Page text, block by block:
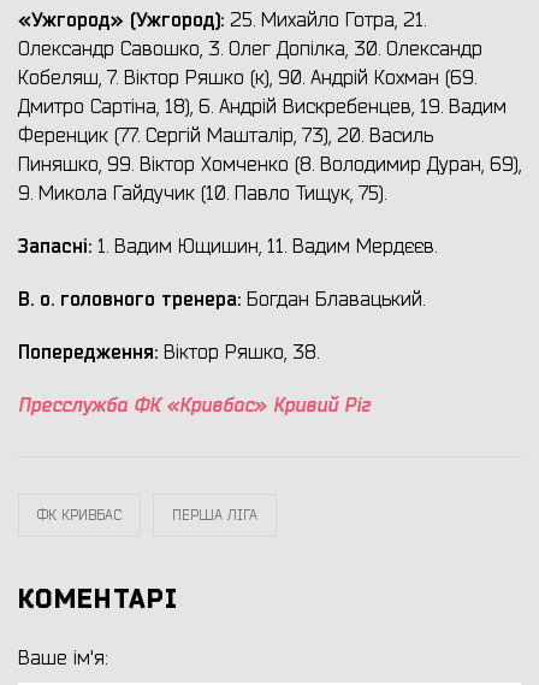
«Ужгород» (Ужгород): 25. Михайло Готра, 21.
Олександр Савошко, 3. Олег Допілка, 30. Олександр
Кобеляш, 7. Віктор Ряшко (к), 90. Андрій Кохман (69.
Дмитро Сартіна, 18), 6. Андрій Вискребенцев, 19. Вадим
Ференцик (77. Сергій Машталір, 73), 20. Василь
Пиняшко, 99. Віктор Хомченко (8. Володимир Дуран, 69),
9. Микола Гайдучик (10. Павло Тищук, 75).
Запасні: 1. Вадим Ющишин, 11. Вадим Мердєєв.
В. о. головного тренера: Богдан Блавацький.
Попередження: Віктор Ряшко, 38.
Пресслужба ФК «Кривбас» Кривий Ріг
ФК КРИВБАС ПЕРША ЛІГА
КОМЕНТАРІ
Ваше ім'я: